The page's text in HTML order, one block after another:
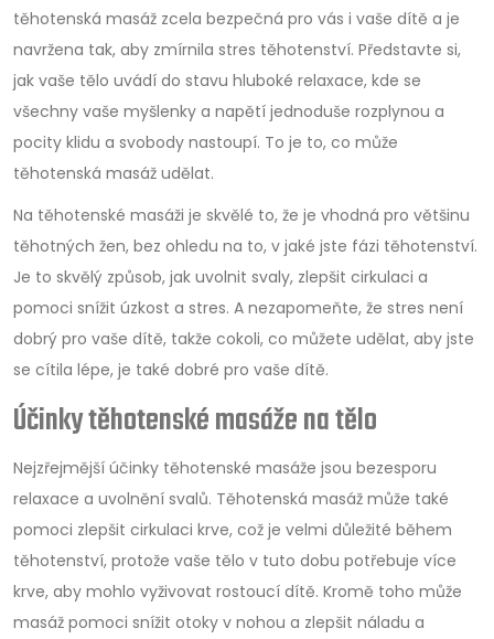
těhotenská masáž zcela bezpečná pro vás i vaše dítě a je
navržena tak, aby zmírnila stres těhotenství. Představte si,
jak vaše tělo uvádí do stavu hluboké relaxace, kde se
všechny vaše myšlenky a napětí jednoduše rozplynou a
pocity klidu a svobody nastoupí. To je to, co může
těhotenská masáž udělat.
Na těhotenské masáži je skvělé to, že je vhodná pro většinu
těhotných žen, bez ohledu na to, v jaké jste fázi těhotenství.
Je to skvělý způsob, jak uvolnit svaly, zlepšit cirkulaci a
pomoci snížit úzkost a stres. A nezapomeňte, že stres není
dobrý pro vaše dítě, takže cokoli, co můžete udělat, aby jste
se cítila lépe, je také dobré pro vaše dítě.
Účinky těhotenské masáže na tělo
Nejzřejmější účinky těhotenské masáže jsou bezesporu
relaxace a uvolnění svalů. Těhotenská masáž může také
pomoci zlepšit cirkulaci krve, což je velmi důležité během
těhotenství, protože vaše tělo v tuto dobu potřebuje více
krve, aby mohlo vyživovat rostoucí dítě. Kromě toho může
masáž pomoci snížit otoky v nohou a zlepšit náladu a